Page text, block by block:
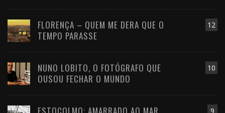
12
FLORENÇA – QUEM ME DERA QUE O
TEMPO PARASSE
10
NUNO LOBITO, O FOTÓGRAFO QUE
OUSOU FECHAR O MUNDO
9